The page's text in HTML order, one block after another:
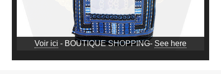
Voir ici - BOUTIQUE SHOPPING- See here